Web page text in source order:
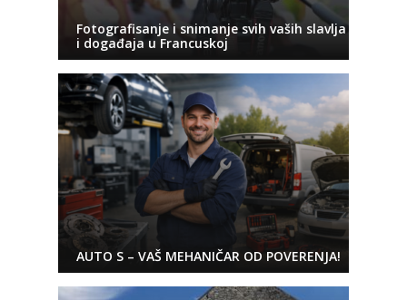
Fotografisanje i snimanje svih vaših slavlja
i događaja u Francuskoj
AUTO S – VAŠ MEHANIČAR OD POVERENJA!